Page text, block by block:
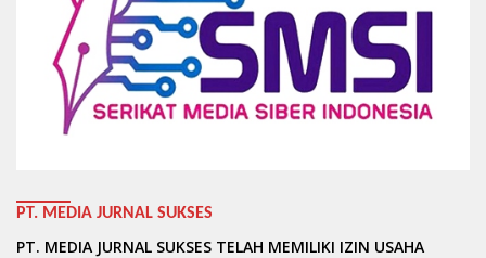
PT. MEDIA JURNAL SUKSES
PT. MEDIA JURNAL SUKSES TELAH MEMILIKI IZIN USAHA